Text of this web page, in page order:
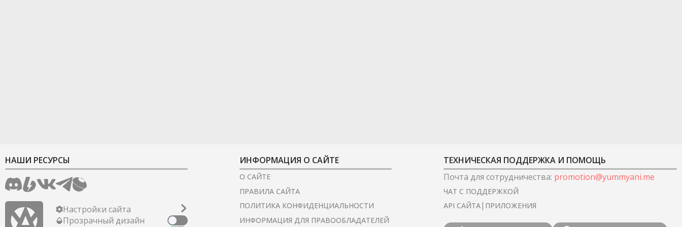
НАШИ РЕСУРСЫ
Настройки сайта
Прозрачный дизайн
ИНФОРМАЦИЯ О САЙТЕ
О САЙТЕ
ПРАВИЛА САЙТА
ПОЛИТИКА КОНФИДЕНЦИАЛЬНОСТИ
ИНФОРМАЦИЯ ДЛЯ ПРАВООБЛАДАТЕЛЕЙ
ТЕХНИЧЕСКАЯ ПОДДЕРЖКА И ПОМОЩЬ
Почта для сотрудничества: promotion@yummyani.me
ЧАТ С ПОДДЕРЖКОЙ
API САЙТА| ПРИЛОЖЕНИЯ